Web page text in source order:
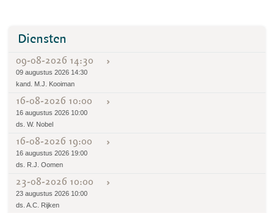
Diensten
09-08-2026 14:30
09 augustus 2026 14:30
kand. M.J. Kooiman
16-08-2026 10:00
16 augustus 2026 10:00
ds. W. Nobel
16-08-2026 19:00
16 augustus 2026 19:00
ds. R.J. Oomen
23-08-2026 10:00
23 augustus 2026 10:00
ds. A.C. Rijken